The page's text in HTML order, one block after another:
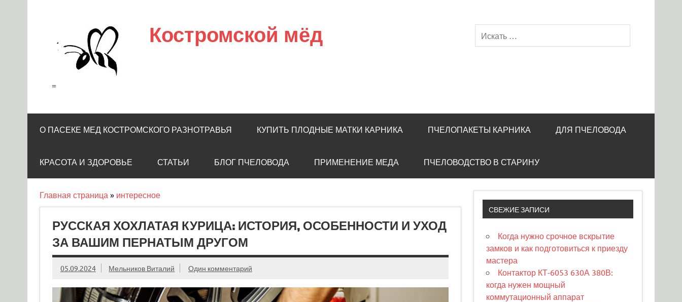
Костромской мёд
=
О ПАСЕКЕ МЕД КОСТРОМСКОГО РАЗНОТРАВЬЯ КУПИТЬ ПЛОДНЫЕ МАТКИ КАРНИКА ПЧЕЛОПАКЕТЫ КАРНИКА ДЛЯ ПЧЕЛОВОДА
КРАСОТА И ЗДОРОВЬЕ СТАТЬИ БЛОГ ПЧЕЛОВОДА ПРИМЕНЕНИЕ МЕДА ПЧЕЛОВОДСТВО В СТАРИНУ
Главная страница » интересное
РУССКАЯ ХОХЛАТАЯ КУРИЦА: ИСТОРИЯ, ОСОБЕННОСТИ И УХОД
ЗА ВАШИМ ПЕРНАТЫМ ДРУГОМ
05.09.2024 Мельников Виталий Один комментарий
СВЕЖИЕ ЗАПИСИ
Когда нужно срочное вскрытие
замков и как подготовиться к приезду
мастера
Контактор КТ-6053 630А 380В:
когда нужен мощный
коммутационный аппарат